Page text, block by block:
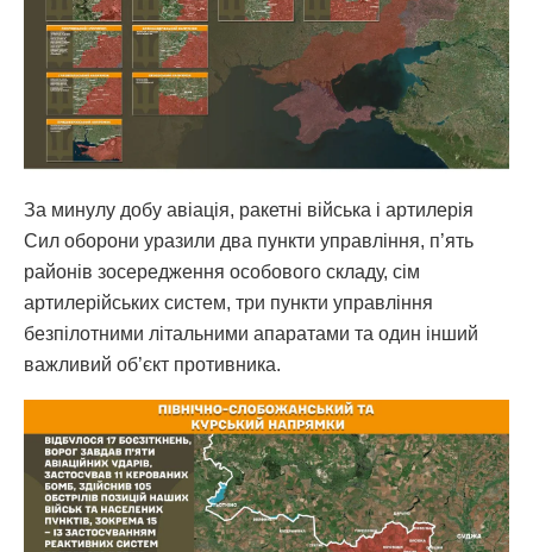
За минулу добу авіація, ракетні війська і артилерія
Сил оборони уразили два пункти управління, п’ять
районів зосередження особового складу, сім
артилерійських систем, три пункти управління
безпілотними літальними апаратами та один інший
важливий об’єкт противника.